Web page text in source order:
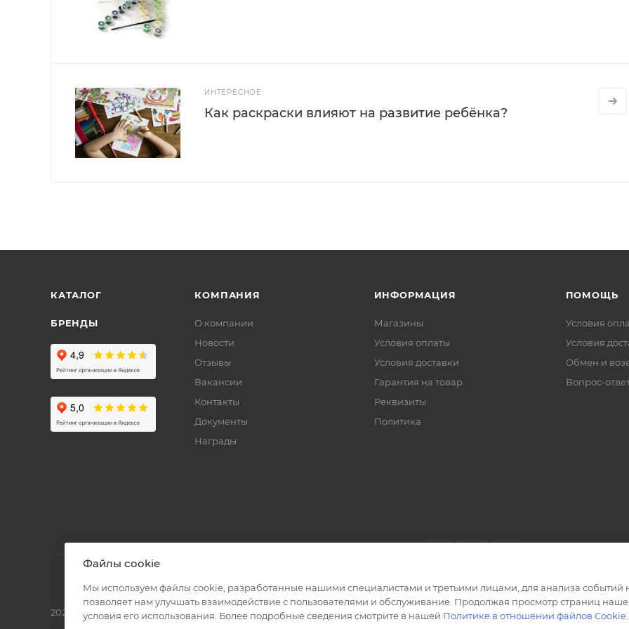
ИНТЕРЕСНОЕ
Как раскраски влияют на развитие ребёнка?
КАТАЛОГ
БРЕНДЫ
КОМПАНИЯ
О компании
Новости
Отзывы
Вакансии
Контакты
Документы
Награды
ИНФОРМАЦИЯ
Магазины
Условия оплаты
Условия доставки
Гарантия на товар
Реквизиты
Политика
ПОМОЩЬ
Условия
Условия
Обмен и
Вопрос-
2026 © Полиграф кит - интернет-магазин
Файлы cookie
Мы используем файлы cookie, разработанные нашими специалистами и третьими лицами, для анализа событий
позволяет нам улучшать взаимодействие с пользователями и обслуживание. Продолжая просмотр страниц
условия его использования. Более подробные сведения смотрите в нашей Политике в отношении файлов Cookie